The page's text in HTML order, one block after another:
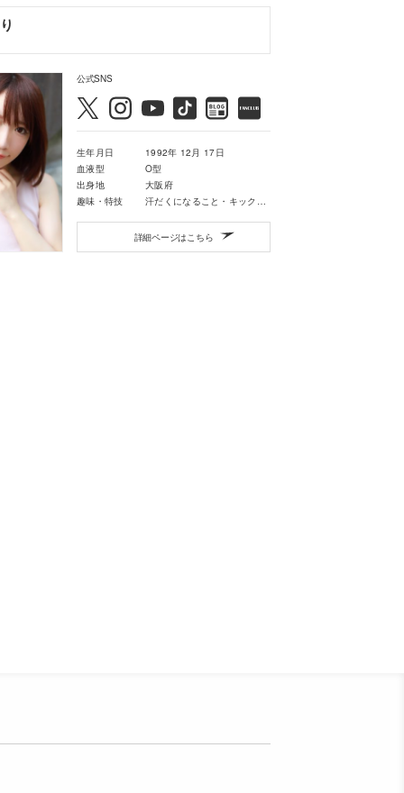
公式SNS
生年月日
1992年 12月 17日
血液型
O型
出身地
大阪府
趣味・特技
汗だくになること・キックボクシング・映画鑑賞・音楽鑑賞
詳細ページはこちら